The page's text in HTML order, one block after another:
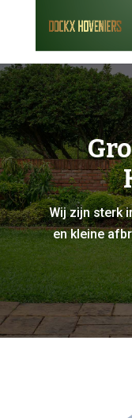
Wij zijn sterk
en kleine